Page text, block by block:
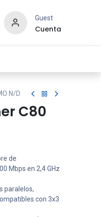
Guest
Cuenta
N/D
C80
de
Mbps en 2,4 GHz
paralelos,
con 3x3